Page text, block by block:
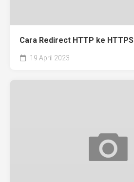
Cara Redirect HTTP ke HTTPS
19 April 2023